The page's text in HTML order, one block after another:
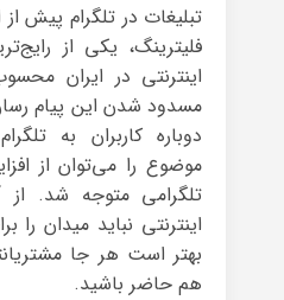
تبلیغات در تلگرام پیش
فلیترینگ، یکی از
اینترنتی در ایران
مسدود شدن این پیام
دوباره کاربران به
موضوع را می‌توان از
تلگرامی متوجه شد. از
اینترنتی نباید میدان را
بهتر است هر جا
هم حاضر باشید.